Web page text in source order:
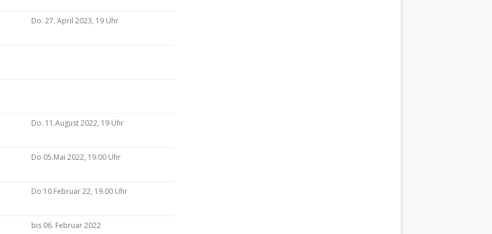
Do. 27. April 2023, 19 Uhr
Do. 11.August 2022, 19 Uhr
Do 05.Mai 2022, 19.00 Uhr
Do 10.Februar 22, 19.00 Uhr
bis 06. Februar 2022